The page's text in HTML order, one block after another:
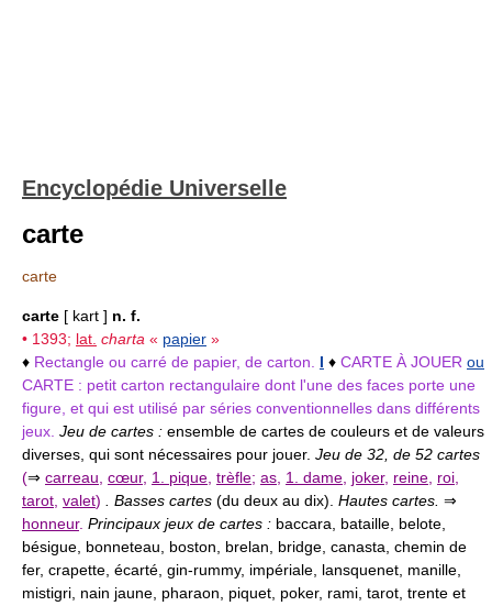
Encyclopédie Universelle
carte
carte
carte [ kart ] n. f.
• 1393; lat. charta « papier »
♦ Rectangle ou carré de papier, de carton. I ♦ CARTE À JOUER ou
CARTE : petit carton rectangulaire dont l'une des faces porte une
figure, et qui est utilisé par séries conventionnelles dans différents
jeux. Jeu de cartes : ensemble de cartes de couleurs et de valeurs
diverses, qui sont nécessaires pour jouer. Jeu de 32, de 52 cartes
(⇒ carreau cœur, 1. pique trèfle; as 1. dame joker, reine roi
tarot valet) . Basses cartes (du deux au dix). Hautes cartes. ⇒
honneur. Principaux jeux de cartes : baccara, bataille, belote,
bésigue, bonneteau, boston, brelan, bridge, canasta, chemin de
fer, crapette, écarté, gin-rummy, impériale, lansquenet, manille,
mistigri, nain jaune, pharaon, piquet, poker, rami, tarot, trente et